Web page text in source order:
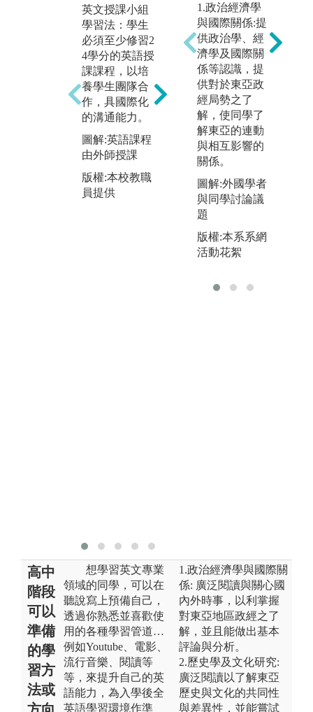
英文授課小組
學習法：學生
必須至少修習2
4學分的英語授
課課程，以培
養學生團隊合
作，具國際化
的溝通能力。
圖解:英語課程
由外師授課
版權:本校教職
員提供
多元授課：為
落實本校基督
教博雅核心教
育理念，鼓勵
學生正視博雅
核心學習的積
極意義，本校
於各學期舉辦
不同且多元的
學習活動，
如：專題演
講、藝文活
動、參訪活
校外教學活動
1.政治經濟學
與國際關係:提
供政治學、經
濟學及國際關
係等認識，提
供對於東亞政
經局勢之了
解，使同學了
解東亞的連動
與相互影響的
關係。
圖解:外國學者
與同學討論議
題
版權:本系系網
活動花絮
高中
階段
可以
準備
的學
習方
法或
想學習英文專業
領域的同學，可以在
聽說寫上預備自己，
透過你熟悉並喜歡使
用的各種學習管道…
例如Youtube、電影、
流行音樂、閱讀等
等，來提升自己的英
語能力，為入學後全
英語學習環境作準
1.政治經濟學與國際關
係: 廣泛閱讀與關心國
內外時事，以利掌握
對東亞地區政經之了
解，並且能做出基本
評論與分析。
2.歷史學及文化研究:
廣泛閱讀以了解東亞
歷史與文化的共同性
與差異性，並能嘗試